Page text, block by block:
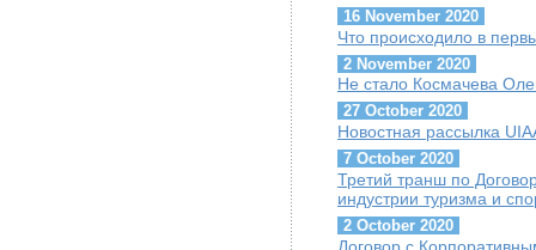
16 November 2020
Что происходило в
2 November 2020
Не стало Космачева
27 October 2020
Новостная рассылка
7 October 2020
Третий транш по
индустрии туризма и
2 October 2020
Договор с